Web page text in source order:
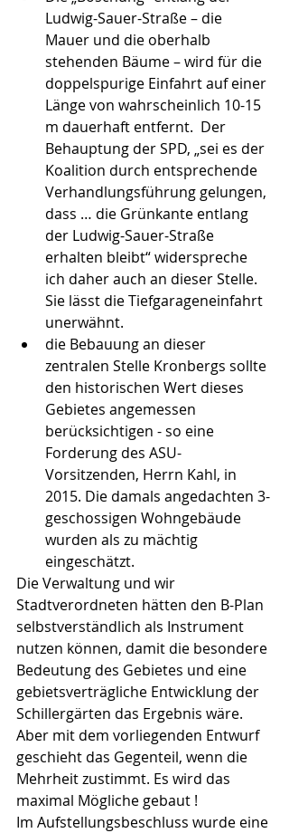
Ludwig-Sauer-Straße – die
Mauer und die oberhalb
stehenden Bäume – wird für die
doppelspurige Einfahrt auf einer
Länge von wahrscheinlich 10-15
m dauerhaft entfernt.  Der
Behauptung der SPD, „sei es der
Koalition durch entsprechende
Verhandlungsführung gelungen,
dass … die Grünkante entlang
der Ludwig-Sauer-Straße
erhalten bleibt“ widerspreche
ich daher auch an dieser Stelle.
Sie lässt die Tiefgarageneinfahrt
unerwähnt.
die Bebauung an dieser
zentralen Stelle Kronbergs sollte
den historischen Wert dieses
Gebietes angemessen
berücksichtigen - so eine
Forderung des ASU-
Vorsitzenden, Herrn Kahl, in
2015. Die damals angedachten 3-
geschossigen Wohngebäude
wurden als zu mächtig
eingeschätzt.
Die Verwaltung und wir
Stadtverordneten hätten den B-Plan
selbstverständlich als Instrument
nutzen können, damit die besondere
Bedeutung des Gebietes und eine
gebietsverträgliche Entwicklung der
Schillergärten das Ergebnis wäre.
Aber mit dem vorliegenden Entwurf
geschieht das Gegenteil, wenn die
Mehrheit zustimmt. Es wird das
maximal Mögliche gebaut !
Im Aufstellungsbeschluss wurde eine